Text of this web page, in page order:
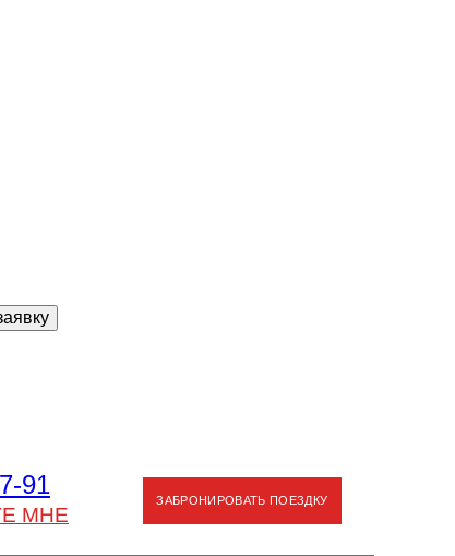
ЗАБРОНИРОВАТЬ ПОЕЗДКУ
91
МНЕ